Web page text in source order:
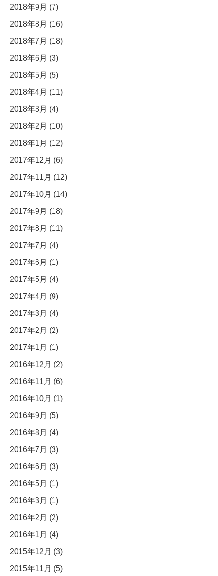
2018年9月 (7)
2018年8月 (16)
2018年7月 (18)
2018年6月 (3)
2018年5月 (5)
2018年4月 (11)
2018年3月 (4)
2018年2月 (10)
2018年1月 (12)
2017年12月 (6)
2017年11月 (12)
2017年10月 (14)
2017年9月 (18)
2017年8月 (11)
2017年7月 (4)
2017年6月 (1)
2017年5月 (4)
2017年4月 (9)
2017年3月 (4)
2017年2月 (2)
2017年1月 (1)
2016年12月 (2)
2016年11月 (6)
2016年10月 (1)
2016年9月 (5)
2016年8月 (4)
2016年7月 (3)
2016年6月 (3)
2016年5月 (1)
2016年3月 (1)
2016年2月 (2)
2016年1月 (4)
2015年12月 (3)
2015年11月 (5)